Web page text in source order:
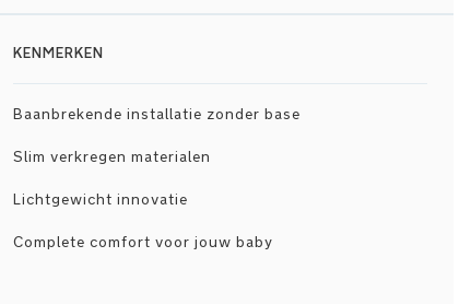
KENMERKEN
Baanbrekende installatie zonder base
Slim verkregen materialen
Lichtgewicht innovatie
Complete comfort voor jouw baby